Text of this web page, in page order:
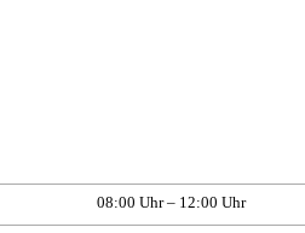
08:00 Uhr – 12:00 Uhr